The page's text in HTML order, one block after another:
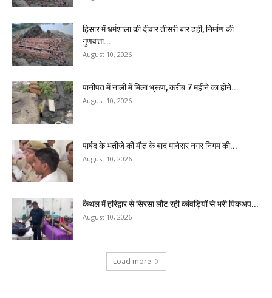
हिसार में धर्मशाला की दीवार तीसरी बार ढही, निर्माण की
गुणवत्ता...
August 10, 2026
पानीपत में नाली में मिला भ्रूण, करीब 7 महीने का होने...
August 10, 2026
पार्षद के भतीजे की मौत के बाद मानेसर नगर निगम की...
August 10, 2026
कैथल में हरिद्वार से सिरसा लौट रही कांवड़ियों से भरी पिकअप...
August 10, 2026
Load more